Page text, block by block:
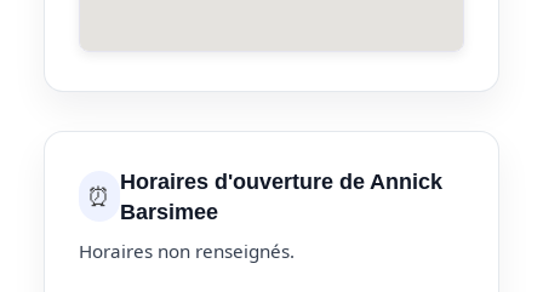
⏰ Horaires d'ouverture de Annick
Barsimee
Horaires non renseignés.